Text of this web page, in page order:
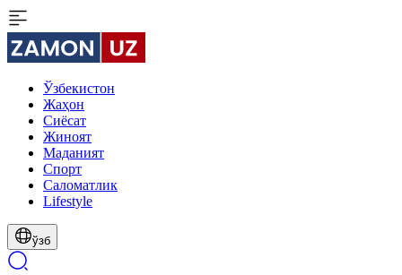
Ўзбекистон
Жаҳон
Сиёсат
Жиноят
Маданият
Спорт
Cаломатлик
Lifestyle
ўзб